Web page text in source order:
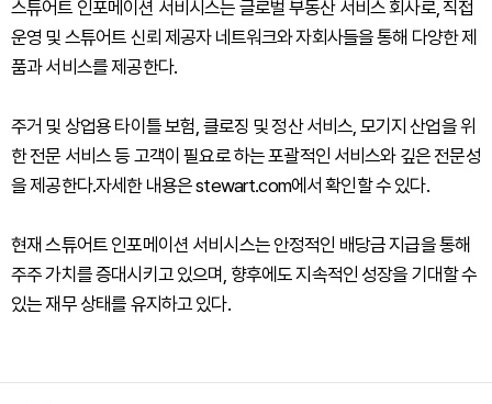
스튜어트 인포메이션 서비시스는 글로벌 부동산 서비스 회사로, 직접
운영 및 스튜어트 신뢰 제공자 네트워크와 자회사들을 통해 다양한 제
품과 서비스를 제공한다.
주거 및 상업용 타이틀 보험, 클로징 및 정산 서비스, 모기지 산업을 위
한 전문 서비스 등 고객이 필요로 하는 포괄적인 서비스와 깊은 전문성
을 제공한다.자세한 내용은 stewart.com에서 확인할 수 있다.
현재 스튜어트 인포메이션 서비시스는 안정적인 배당금 지급을 통해
주주 가치를 증대시키고 있으며, 향후에도 지속적인 성장을 기대할 수
있는 재무 상태를 유지하고 있다.